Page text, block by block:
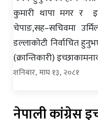
कुमारी थापा मगर र
चेपाङ,सह–सचिवमा
डल्लाकोटी निर्वाचित
(क्रान्तिकारी)
शनिबार, माघ १३, २०८१
नेपाली कांग्रेस